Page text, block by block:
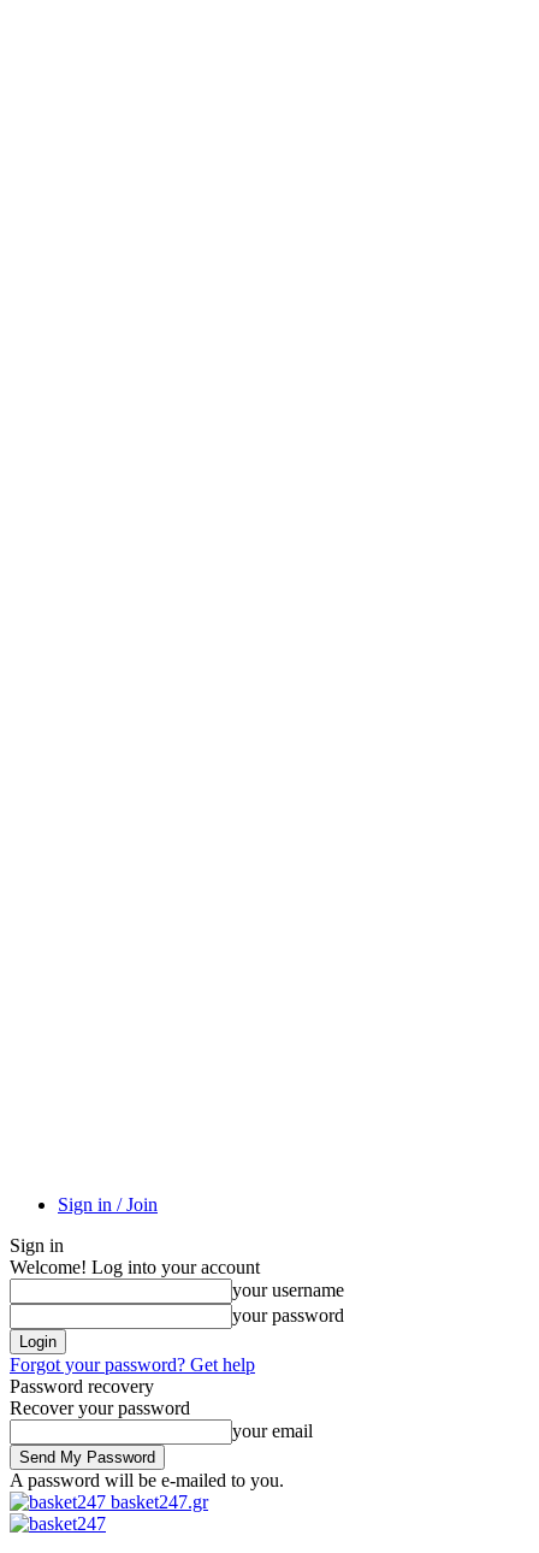
Sign in / Join
Sign in
Welcome! Log into your account
your username
your password
Forgot your password? Get help
Password recovery
Recover your password
your email
A password will be e-mailed to you.
basket247.gr